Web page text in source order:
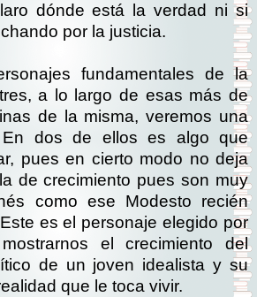
dónde está la verdad ni si
por la justicia.
fundamentales de la
a lo largo de esas más de
de la misma, veremos una
En dos de ellos es algo que
pues en cierto modo no deja
de crecimiento pues son muy
como ese Modesto recién
es el personaje elegido por
el crecimiento del
de un joven idealista y su
que le toca vivir.